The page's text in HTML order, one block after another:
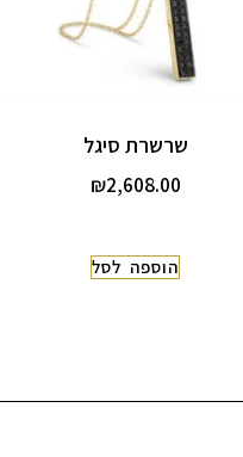
שרשרת סיגל
₪2,608.00
הוספה לסל